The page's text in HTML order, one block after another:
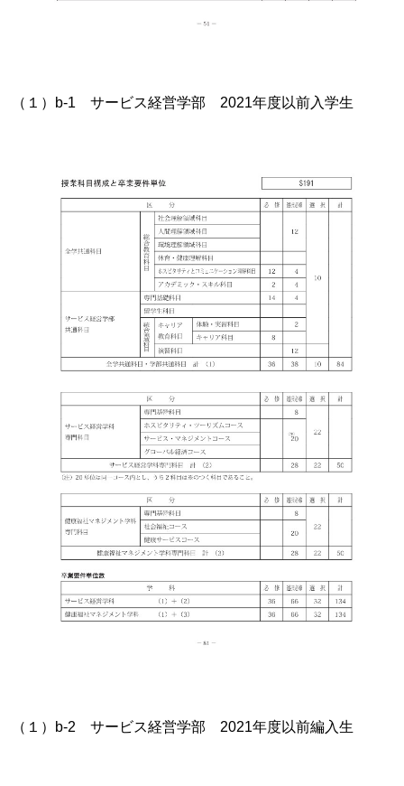
（１）b-1 サービス経営学部 2021年度以前入学生
（１）b-2 サービス経営学部 2021年度以前編入生